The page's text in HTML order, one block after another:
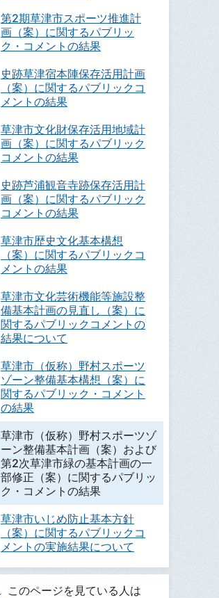
第2期草津市スポーツ推進計
画（案）に関するパブリッ
ク・コメントの結果
史跡草津宿本陣保存活用計画
（案）に関するパブリックコ
メントの結果
草津市文化財保存活用地域計
画（案）に関するパブリック
コメントの結果
史跡芦浦観音寺跡保存活用計
画（案）に関するパブリック
コメントの結果
草津市歴史文化基本構想
（案）に関するパブリックコ
メントの結果
草津市文化芸術機能等施設整
備基本計画の見直し（案）に
関するパブリックコメントの
結果について
草津市（仮称）野村スポーツ
ゾーン整備基本構想（案）に
関するパブリック・コメント
の結果
草津市（仮称）野村スポーツゾ
ーン整備基本計画（案）および
第2次草津市緑の基本計画の一
部修正（案）に関するパブリッ
ク・コメントの結果
草津市いじめ防止基本方針
（案）に関するパブリックコ
メントの実施結果について
このページを見ている人は